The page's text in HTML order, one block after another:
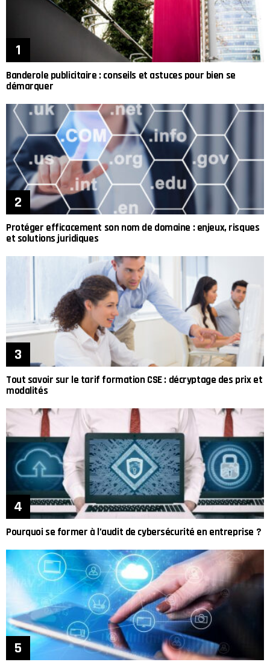
Banderole publicitaire : conseils et astuces pour bien se
démarquer
Protéger efficacement son nom de domaine : enjeux, risques
et solutions juridiques
Tout savoir sur le tarif formation CSE : décryptage des prix et
modalités
Pourquoi se former à l’audit de cybersécurité en entreprise ?